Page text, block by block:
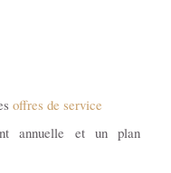
offres de service
annuelle et un plan